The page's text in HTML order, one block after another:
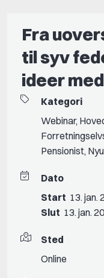
Fra
til syv
ideer
Kategori
Webinar,
Pensionist,
Dato
Start 13. jan.
Slut 13. jan.
Sted
Online